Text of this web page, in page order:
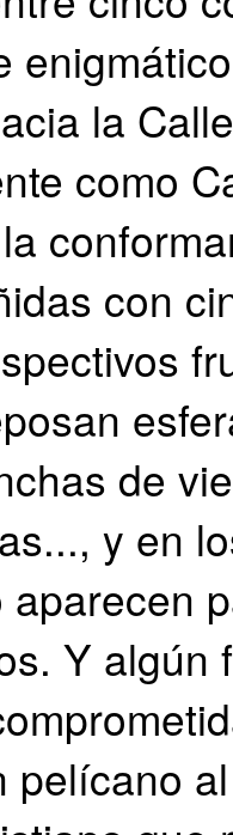
la
como
con
de
y en
aparecen
Y algún
pelícano